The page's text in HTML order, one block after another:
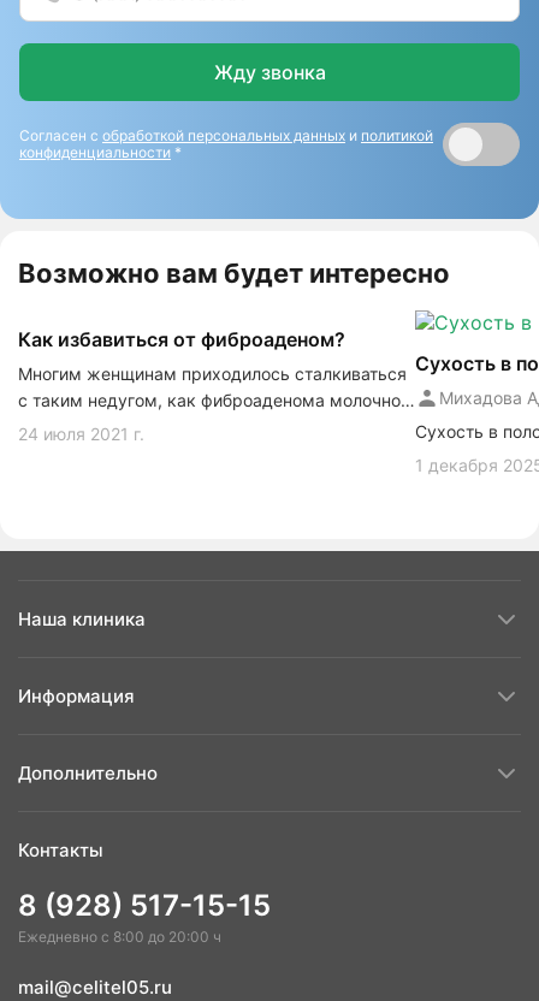
Жду звонка
Согласен с обработкой персональных данных и политикой
конфиденциальности *
Возможно вам будет интересно
Как избавиться от фиброаденом?
Многим женщинам приходилось сталкиваться
с таким недугом, как фиброаденома молочной
железы. Так называется доброкачественная
24 июля 2021 г.
Сухость в
Михадова
Сухость в
1 декабря
Наша клиника
Информация
Дополнительно
Контакты
8 (928) 517-15-15
Ежедневно с 8:00 до 20:00 ч
mail@celitel05.ru